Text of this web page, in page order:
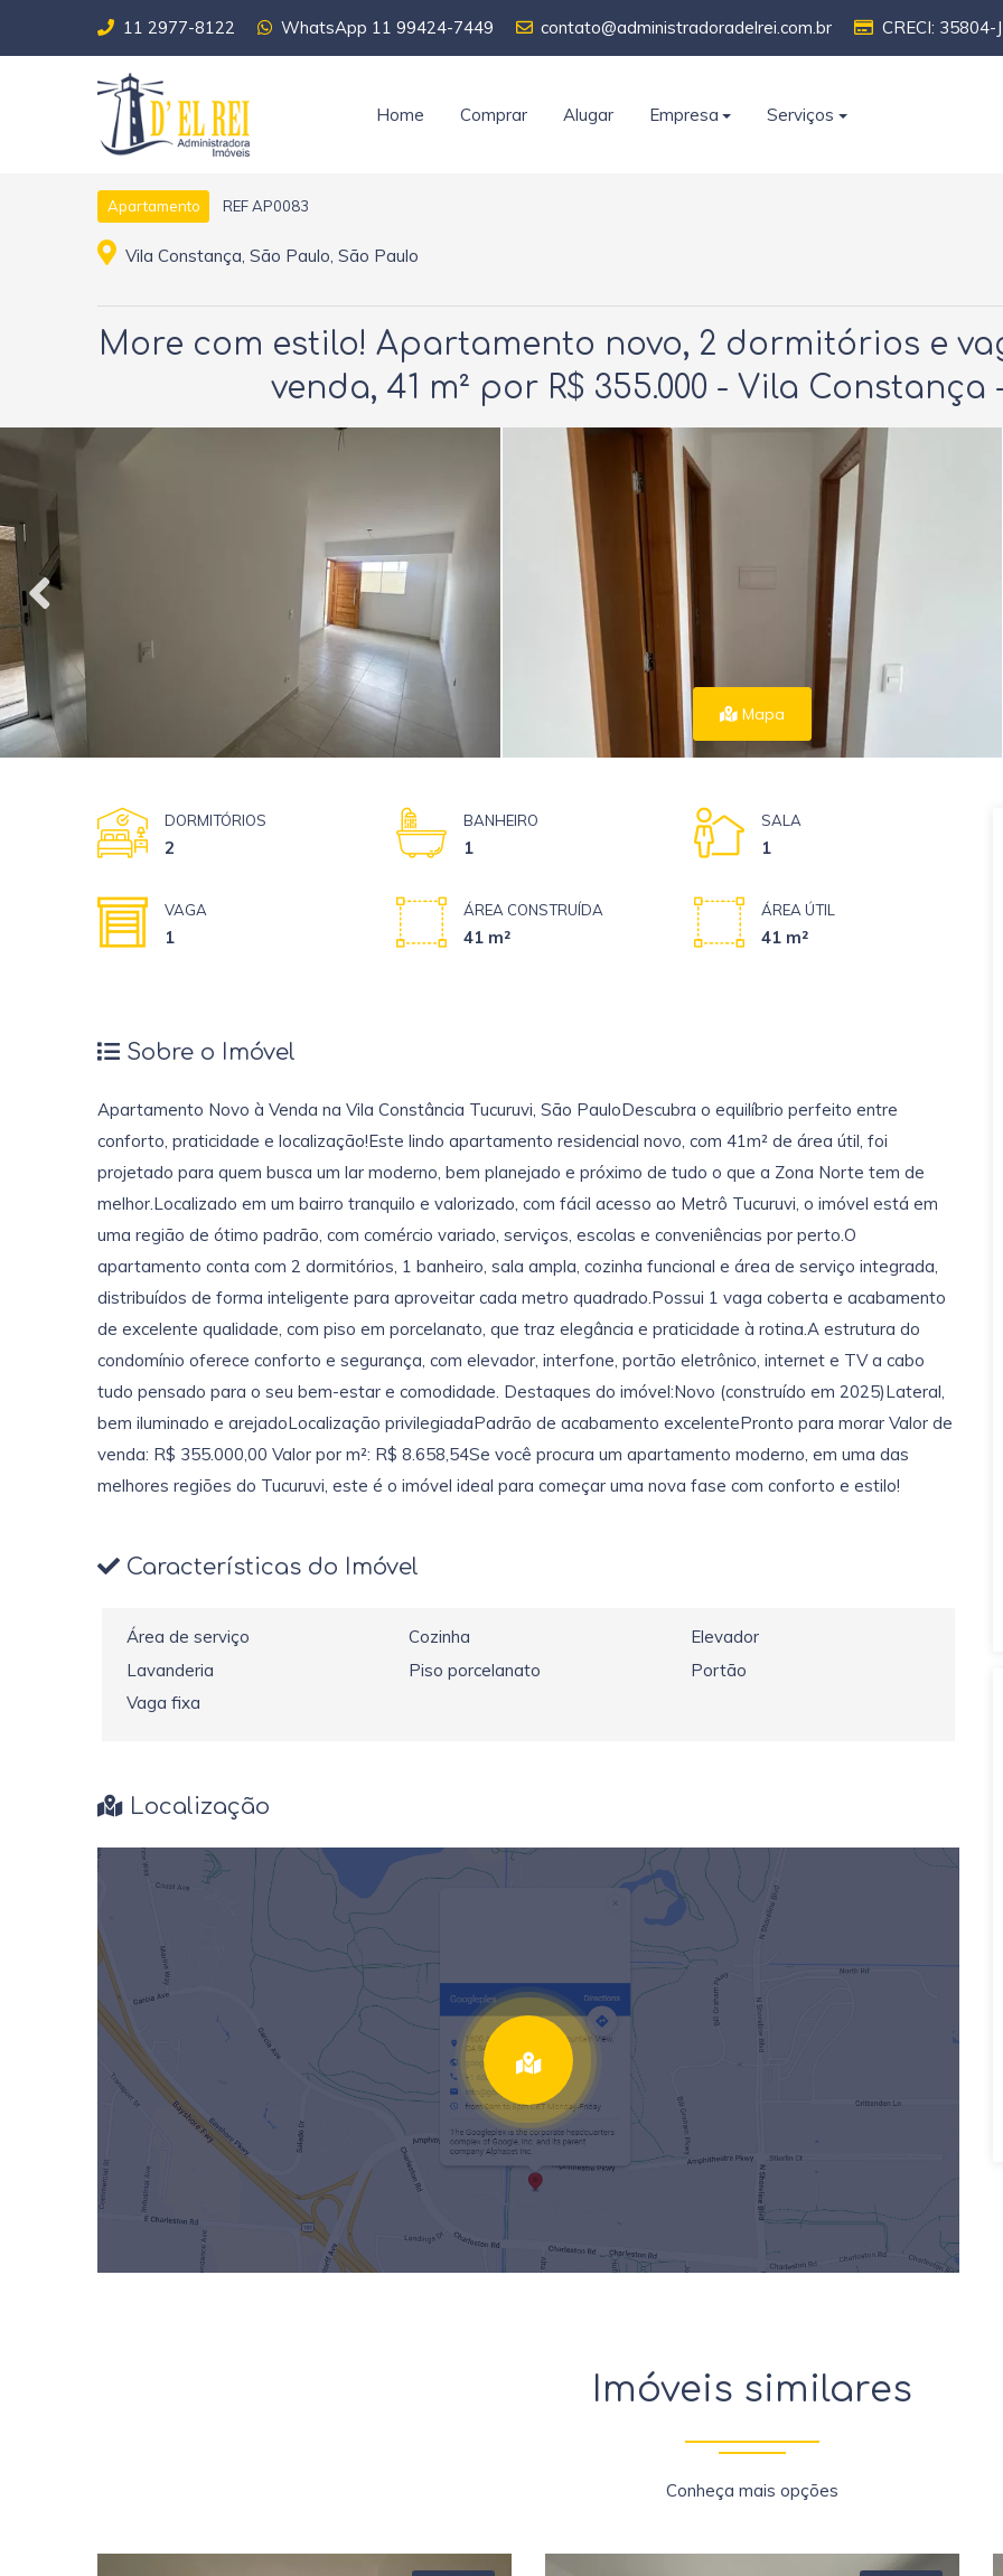
11 2977-8122 WhatsApp 11 99424-7449 contato@administradoradelrei.com.br CRECI: 35804-J
Home Comprar Alugar Empresa Serviços
Apartamento REF AP0083
Vila Constança, São Paulo, São Paulo
More com estilo! Apartamento novo, 2 dormitórios e
venda, 41 m² por R$ 355.000 - Vila Constança
Mapa
DORMITÓRIOS
2
BANHEIRO
1
SALA
1
VAGA
1
ÁREA CONSTRUÍDA
41 m²
ÁREA ÚTIL
41 m²
Sobre o Imóvel
Apartamento Novo à Venda na Vila Constância Tucuruvi, São PauloDescubra o equilíbrio perfeito entre
conforto, praticidade e localização!Este lindo apartamento residencial novo, com 41m² de área útil, foi
projetado para quem busca um lar moderno, bem planejado e próximo de tudo o que a Zona Norte tem de
melhor.Localizado em um bairro tranquilo e valorizado, com fácil acesso ao Metrô Tucuruvi, o imóvel está em
uma região de ótimo padrão, com comércio variado, serviços, escolas e conveniências por perto.O
apartamento conta com 2 dormitórios, 1 banheiro, sala ampla, cozinha funcional e área de serviço integrada,
distribuídos de forma inteligente para aproveitar cada metro quadrado.Possui 1 vaga coberta e acabamento
de excelente qualidade, com piso em porcelanato, que traz elegância e praticidade à rotina.A estrutura do
condomínio oferece conforto e segurança, com elevador, interfone, portão eletrônico, internet e TV a cabo
tudo pensado para o seu bem-estar e comodidade. Destaques do imóvel:Novo (construído em 2025)Lateral,
bem iluminado e arejadoLocalização privilegiadaPadrão de acabamento excelentePronto para morar Valor de
venda: R$ 355.000,00 Valor por m²: R$ 8.658,54Se você procura um apartamento moderno, em uma das
melhores regiões do Tucuruvi, este é o imóvel ideal para começar uma nova fase com conforto e estilo!
Características do Imóvel
Área de serviço Cozinha
Elevador
Lavanderia
Piso porcelanato
Portão
Vaga fixa
Localização
Imóveis similares
Conheça mais opções